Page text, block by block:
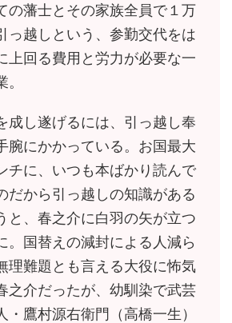
の藩士とその家族全員で１万
っ越しという、参勤交代をは
上回る費用と労力が必要な一
成し遂げるには、引っ越し奉
腕にかかっている。お国最大
チに、いつも本ばかり読んで
だから引っ越しの知識がある
と、春之介に白羽の矢が立つ
。国替えの減封による人減ら
理難題とも言える大役に怖気
之介だったが、幼馴染で武芸
・鷹村源右衛門（高橋一生）